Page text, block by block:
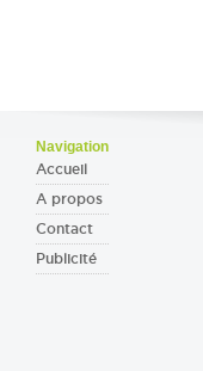
Navigation
Accueil
A propos
Contact
Publicité